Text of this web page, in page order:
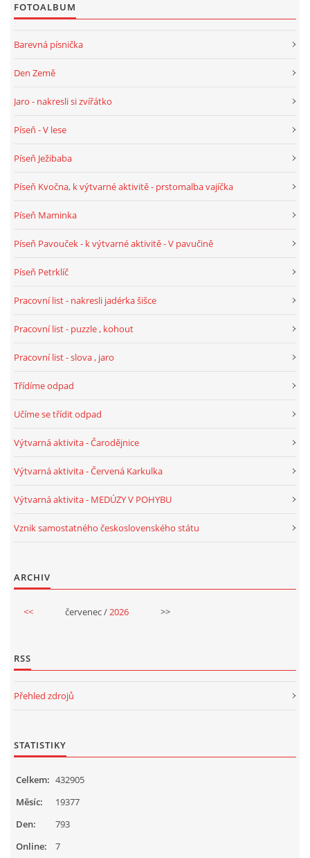
MONTESSORI AKTIVITA
KALENDÁŘ PRO DĚTI
SVATÝ VÁCLAV
HALLOWEEN
SVATÝ MARTIN
SVATÁ BARBORA 4.12.
MASOPUST
VELIKONOCE
SVĚTOVÝ DEN VODY 22. BŘEZEN
KREATIVNÍ OVOCNÉ A ZELENINOVÉ MLSÁNÍ
RECENZE NA KNIHY
RECENZE NA HRAČKY
MIKULÁŠSKÁ NADÍLKA
VÁNOČNÍ TVOŘENÍ
FOTOALBUM
Barevná písnička
Den Země
Jaro - nakresli si zvířátko
Píseň - V lese
Píseň Ježibaba
Píseň Kvočna, k výtvarné aktivitě - prstomalba vajíčka
Píseň Maminka
Píseň Pavouček - k výtvarné aktivitě - V pavučině
Píseň Petrklíč
Pracovní list - nakresli jadérka šišce
Pracovní list - puzzle , kohout
Pracovní list - slova , jaro
Třídíme odpad
Učíme se třídit odpad
Výtvarná aktivita - Čarodějnice
Výtvarná aktivita - Červená Karkulka
Výtvarná aktivita - MEDÚZY V POHYBU
Vznik samostatného československého státu
ARCHIV
<< červenec /2026 >>
RSS
Přehled zdrojů
STATISTIKY
Online: 7
Celkem: 432905
Měsíc:
19377
Den:
793